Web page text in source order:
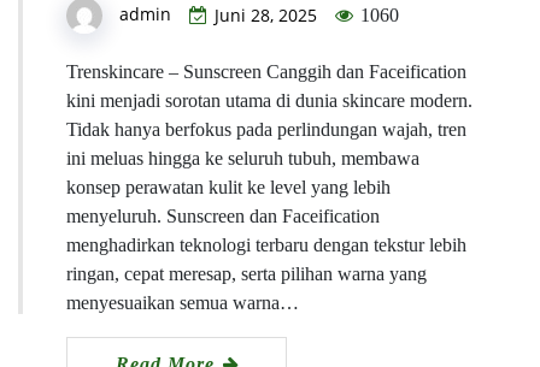
admin Juni 28, 2025 1060
Trenskincare – Sunscreen Canggih dan Faceification
kini menjadi sorotan utama di dunia skincare modern.
Tidak hanya berfokus pada perlindungan wajah, tren
ini meluas hingga ke seluruh tubuh, membawa
konsep perawatan kulit ke level yang lebih
menyeluruh. Sunscreen dan Faceification
menghadirkan teknologi terbaru dengan tekstur lebih
ringan, cepat meresap, serta pilihan warna yang
menyesuaikan semua warna…